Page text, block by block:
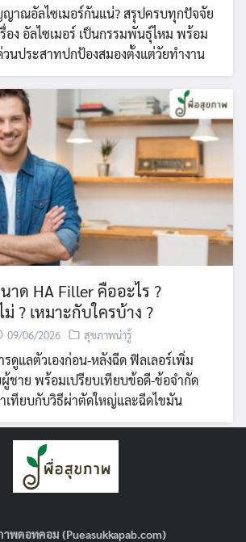
าณอัลไซเมอร์กันแน่? สรุปครบทุกปัจจัย
รื่อง อัลไซเมอร์ เป็นกรรมพันธุ์ไหม พร้อม
วนประสาทปกป้องสมองตั้งแต่วัยทำงาน
าด HA Filler คืออะไร ?
? เหมาะกับใครบ้าง ?
09/06/2026 สุขภาพน่ารู้
ดูแลตัวเองก่อน-หลังฉีด ฟิลเลอร์เพิ่ม
ชาย พร้อมเปรียบเทียบข้อดี-ข้อจำกัด
เทียบกับวิธีผ่าตัดใหญ่และฉีดไขมัน
าพดอทคอม (Pueasukkapab.com)